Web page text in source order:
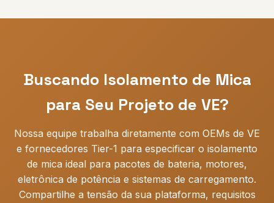
Buscando Isolamento de Mica
para Seu Projeto de VE?
Nossa equipe trabalha diretamente com OEMs de VE
e fornecedores Tier-1 para especificar o isolamento
de mica ideal para pacotes de bateria, motores,
eletrônica de potência e sistemas de carregamento.
Compartilhe a tensão da sua plataforma, requisitos